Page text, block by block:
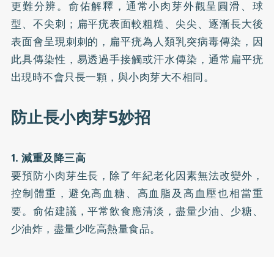
更難分辨。俞佑解釋，通常小肉芽外觀呈圓滑、球
型、不尖刺；扁平疣表面較粗糙、尖尖、逐漸長大後
表面會呈現刺刺的，扁平疣為人類乳突病毒傳染，因
此具傳染性，易透過手接觸或汗水傳染，通常扁平疣
出現時不會只長一顆，與小肉芽大不相同。
防止長小肉芽5妙招
1. 減重及降三高
要預防小肉芽生長，除了年紀老化因素無法改變外，
控制體重，避免高血糖、高血脂及高血壓也相當重
要。俞佑建議，平常飲食應清淡，盡量少油、少糖、
少油炸，盡量少吃高熱量食品。